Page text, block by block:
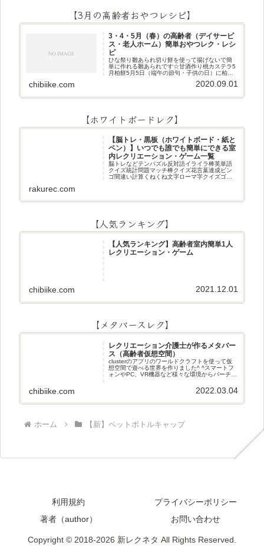
【3月の高齢者おやつレシピ】
3・4・5月（春）の高齢者（デイサービ
ス・老人ホーム）簡単おやつレク・レシ
ピ
ひな祭り雛あられ切り餅を使って揚げないで簡
単に作れる雛あられです☆甘酒作り桃カステラ5
月柏餅5月5日（端午の節句・子供の日）に柏餅
日）にちまき作りです☆ほうじ茶プリン抹茶パ
chibiike.com 2020.09.01
【ホワイトボードレク】
【脳トレ・黒板（ホワイトボード・紙と
ペン）】いつでも誰でも簡単にできる室
内レクリエーション・ゲーム一覧
脳トレなどテンパズル反対語イライラ棒英単語
クイズ統計問題マッチ棒クイズ花言葉達成ビン
ゴ間違い計算くねくね文字ローマ字クイズゴロ
rakurec.com
【人気ランキング】
【人気ランキング】高齢者室内簡単1人
レクリエーション・ゲーム
chibiike.com 2021.12.01
【メタバースレク】
レクリエーション介護士が作るメタバー
ス（高齢者仮想空間）
clusterのアプリのワールドクラフトを使って仮
想空間で遊べる世界を作りました^ ^スマートフ
ォンやPC、VR機器など様々な環境からバーチャ
chibiike.com 2022.03.04
ホーム 【新】ペットボトルキャップ
利用規約
プライバシーポリシー
著者（author）
お問い合わせ
Copyright © 2018-2026 新レクネタ All Rights Reserved.